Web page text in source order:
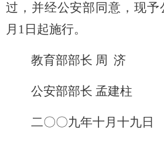
过，并经公安部同意，现予
月1日起施行。
教育部部长 周 济
公安部部长 孟建柱
二〇〇九年十月十九日